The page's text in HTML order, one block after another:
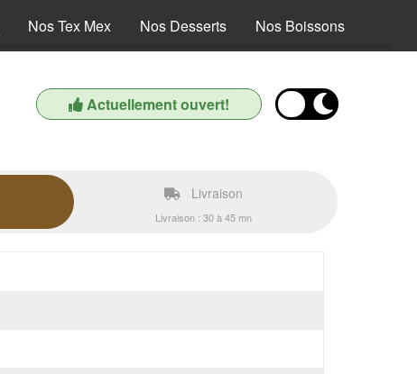
Nos Tex Mex Nos Desserts Nos Boissons
Actuellement ouvert!
Livraison
Livraison : 30 à 45 mn